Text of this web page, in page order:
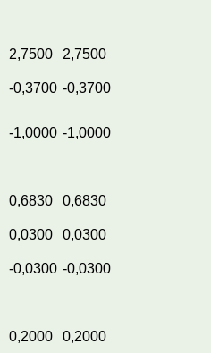
2,7500
2,7500
-0,3700 -0,3700
-1,0000 -1,0000
0,6830 0,6830
0,0300
0,0300
-0,0300 -0,0300
0,2000 0,2000